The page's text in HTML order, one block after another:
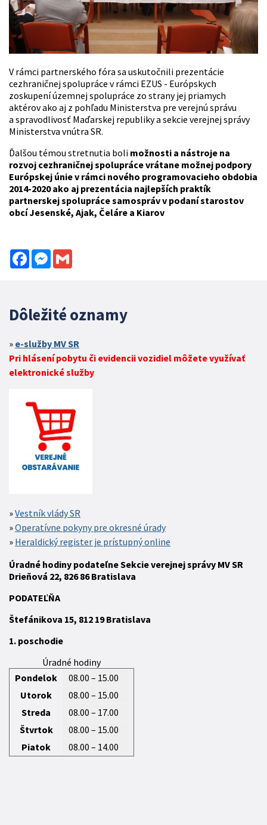
V rámci partnerského fóra sa uskutočnili prezentácie
cezhraničnej spolupráce v rámci EZUS - Európskych
zoskupení územnej spolupráce zo strany jej priamych
aktérov ako aj z pohľadu Ministerstva pre verejnú správu
a spravodlivosť Maďarskej republiky a sekcie verejnej správy
Ministerstva vnútra SR.
Ďalšou témou stretnutia boli možnosti a nástroje na
rozvoj cezhraničnej spolupráce vrátane možnej podpory
Európskej únie v rámci nového programovacieho obdobia
2014-2020 ako aj prezentácia najlepších praktík
partnerskej spolupráce samospráv v podaní starostov
obcí Jesenské, Ajak, Čeláre a Kiarov
FacebookMessenger
Dôležité oznamy
e-služby MV SR
Pri hlásení pobytu či evidencii vozidiel môžete využívať
elektronické služby
Vestník vlády SR
Operatívne pokyny pre okresné úrady
Heraldický register je prístupný online
Úradné hodiny podateľne Sekcie verejnej správy MV SR
Drieňová 22, 826 86 Bratislava
PODATEĽŇA
Štefánikova 15, 812 19Bratislava
1. poschodie
Úradné hodiny
Pondelok
08.00 – 15.00
Utorok
08.00 – 15.00
Streda
08.00 – 17.00
Štvrtok
08.00 – 15.00
Piatok
08.00 – 14.00